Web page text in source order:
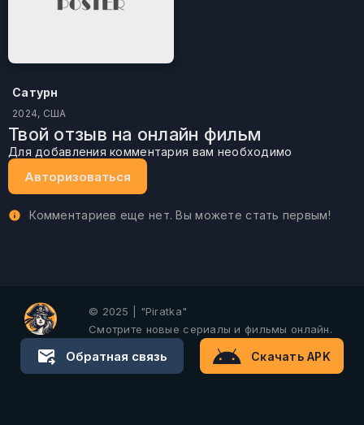
Сатурн
2024, США
Твой отзыв на онлайн фильм
Для добавления комментария вам необходимо
Авторизоваться
Комментариев еще нет. Вы можете стать первым!
© 2025 | "Piratka"
Смотрите новые сериалы и фильмы онлайн.
Обратная связь Скачать APK